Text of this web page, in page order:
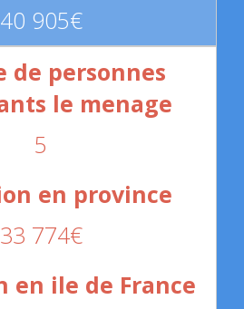
40 905€
5
33 774€